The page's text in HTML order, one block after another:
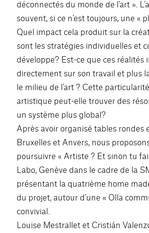
déconnectés du monde de l’art ».
souvent, si ce n’est toujours, une «
Quel impact cela produit sur la
sont les stratégies individuelles et
développe? Est-ce que ces réalités
directement sur son travail et plus
le milieu de l’art ? Cette
artistique peut-elle trouver des
un système plus global?
Après avoir organisé tables rondes
Bruxelles et Anvers, nous
poursuivre « Artiste ? Et sinon tu
Labo, Genève dans le cadre de la
présentant la quatrième home
du projet, autour d’une « Olla
convivial.
Louise Mestrallet et Cristián